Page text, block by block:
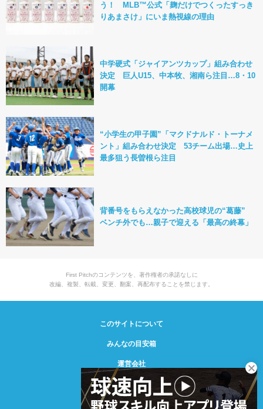
う！ MLB™公式「麹だけでつくったすっき
りあまさけ」にいま熱視線の理由
中学硬式「ジャイアンツカップ」組み合わせ
決定 巨人U15、中本牧、湘南ら注目…8・10
開幕
“小学生の甲子園”「マクドナルド・トーナメ
ント」組み合わせ決定 53チーム出場…史上
最多狙う長曽根ら注目
背番号をもらえなかった高校球児の“葛藤”
ベンチ外でも…親子で迎える「最高の終幕」
First Pitchのコンテンツを、著作権者の承諾なしに
改編、複製、転載、変更、翻案、再配布することを禁じます。
このサイトについて
みんなの目安箱
運営会社